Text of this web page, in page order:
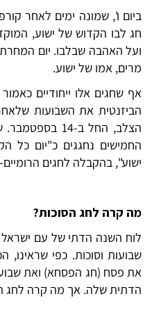
ביום ו', שמונה ימים לאחר
חג לבו הקדוש של ישוע,
ועל האהבה שבלבו. יום
מרים, אמו של ישוע.
אף שחגים אלו ייחודיים
הביזנטית את השבועות
הצלב, החל ב-
החמישים נחגגים כ"יום כל
ישוע", בהקבלה לחגים
מה קרה לחג הסוכות?
לוח השנה הדתי של עם
שבועות וסוכות. כפי שראינו,
את פסח (חג הפסחא) ואת
הדתית שלה. אך מה קרה לחג